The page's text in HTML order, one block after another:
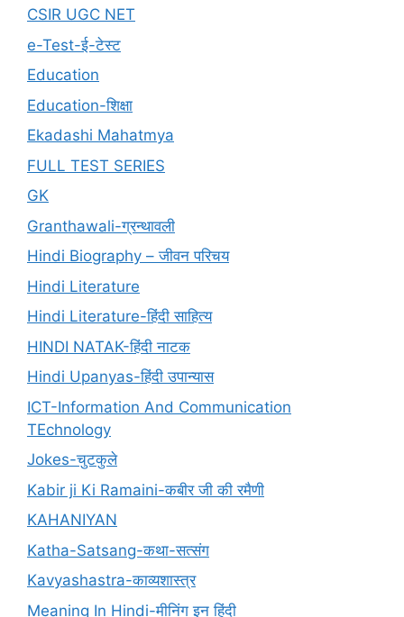
CSIR UGC NET
e-Test-ई-टेस्ट
Education
Education-शिक्षा
Ekadashi Mahatmya
FULL TEST SERIES
GK
Granthawali-ग्रन्थावली
Hindi Biography – जीवन परिचय
Hindi Literature
Hindi Literature-हिंदी साहित्य
HINDI NATAK-हिंदी नाटक
Hindi Upanyas-हिंदी उपान्यास
ICT-Information And Communication
TEchnology
Jokes-चुटकुले
Kabir ji Ki Ramaini-कबीर जी की रमैणी
KAHANIYAN
Katha-Satsang-कथा-सत्संग
Kavyashastra-काव्यशास्त्र
Meaning In Hindi-मीनिंग इन हिंदी